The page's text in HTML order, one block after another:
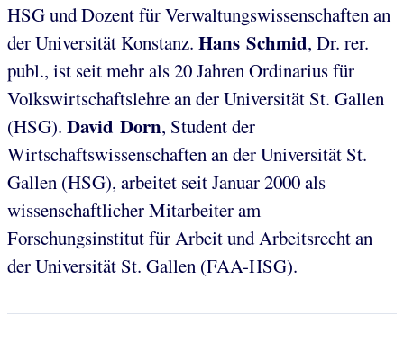
HSG und Dozent für Verwaltungswissenschaften an
der Universität Konstanz. Hans Schmid, Dr. rer.
publ., ist seit mehr als 20 Jahren Ordinarius für
Volkswirtschaftslehre an der Universität St. Gallen
(HSG). David Dorn, Student der
Wirtschaftswissenschaften an der Universität St.
Gallen (HSG), arbeitet seit Januar 2000 als
wissenschaftlicher Mitarbeiter am
Forschungsinstitut für Arbeit und Arbeitsrecht an
der Universität St. Gallen (FAA-HSG).